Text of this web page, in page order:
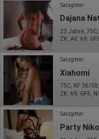
Salzgitter
Dajana
ZK, AV, 69,
Salzgitter
Xiahomi
75C, KF 36/
Salzgitter
Party